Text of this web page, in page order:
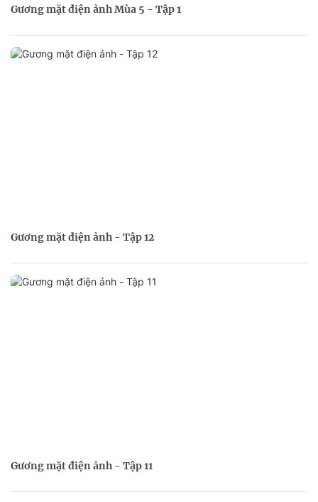
Gương mặt điện ảnh Mùa 5 - Tập 1
Gương mặt điện ảnh - Tập 12
Gương mặt điện ảnh - Tập 11